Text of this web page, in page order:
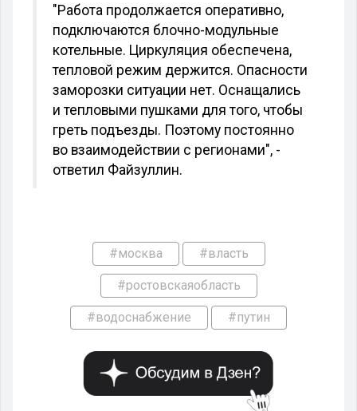
"Работа продолжается оперативно,
подключаются блочно-модульные
котельные. Циркуляция обеспечена,
тепловой режим держится. Опасности
заморозки ситуации нет. Оснащались
и тепловыми пушками для того, чтобы
греть подъезды. Поэтому постоянно
во взаимодействии с регионами", -
ответил Файзуллин.
#москва #власть
#ростовскаяобласть
#водоснабжение #путин